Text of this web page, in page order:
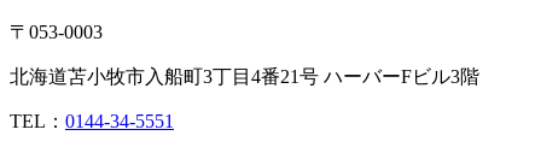
〒053-0003
北海道苫小牧市入船町3丁目4番21号 ハーバーFビル3階
TEL： 0144-34-5551